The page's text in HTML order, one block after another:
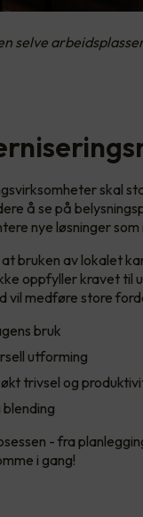
selve
skal
å se på
nye løsninger
bruken av lokalet
oppfyller kravet til
vil medføre store
bruk
utforming
trivsel og
- fra
i gang!